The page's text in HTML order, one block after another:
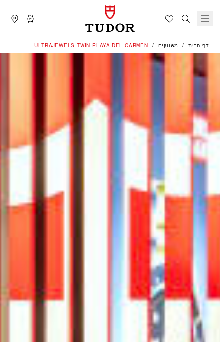
דף הבית משווקים ‭ULTRAJEWELS TWIN PLAYA DEL CARMEN‬